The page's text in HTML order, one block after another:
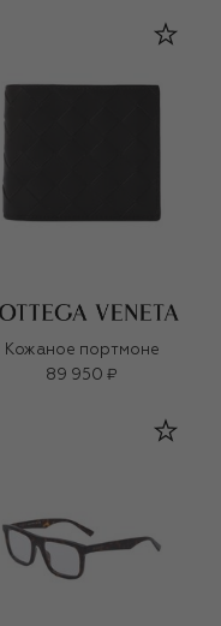
Кожаное портмоне
89 950 ₽